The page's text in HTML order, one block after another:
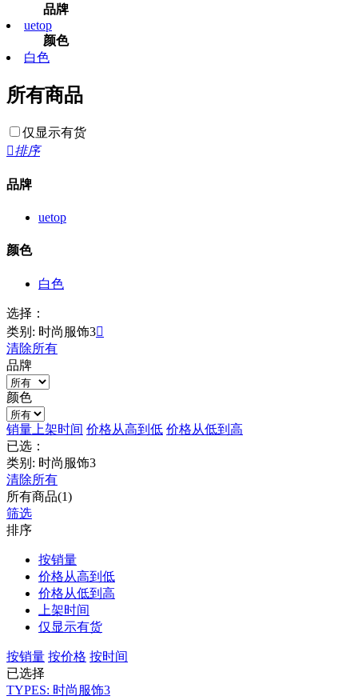
品牌
uetop
颜色
白色
所有商品
仅显示有货
排序
品牌
uetop
颜色
白色
选择：
类别: 时尚服饰3
清除所有
品牌
颜色
销量 上架时间 价格从高到低 价格从低到高
已选：
类别: 时尚服饰3
清除所有
所有商品(1)
筛选
排序
按销量
价格从高到低
价格从低到高
上架时间
仅显示有货
按销量 按价格 按时间
已选择
TYPES: 时尚服饰3